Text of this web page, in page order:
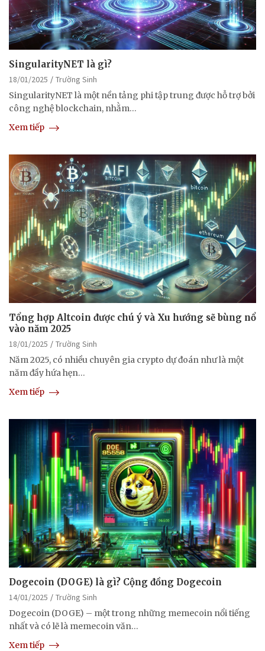
SingularityNET là gì?
18/01/2025
Trường Sinh
SingularityNET là một nền tảng phi tập trung được hỗ trợ bởi
công nghệ blockchain, nhằm…
Xem tiếp
Tổng hợp Altcoin được chú ý và Xu hướng sẽ bùng nổ
vào năm 2025
18/01/2025
Trường Sinh
Năm 2025, có nhiều chuyên gia crypto dự đoán như là một
năm đầy hứa hẹn…
Xem tiếp
Dogecoin (DOGE) là gì? Cộng đồng Dogecoin
14/01/2025
Trường Sinh
Dogecoin (DOGE) – một trong những memecoin nổi tiếng
nhất và có lẽ là memecoin văn…
Xem tiếp